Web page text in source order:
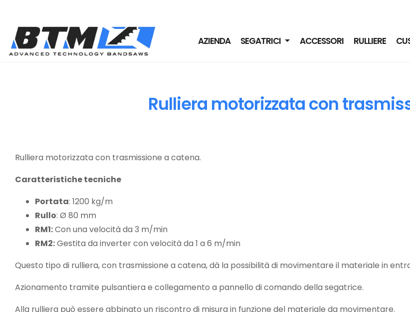
content
AZIENDA SEGATRICI ACCESSORI RULLIERE
Rulliera motorizzata con
Rulliera motorizzata con trasmissione a catena.
Caratteristiche tecniche
Portata: 1200 kg/m
Rullo: Ø 80 mm
RM1:Con una velocità da 3 m/min
RM2:Gestita da inverter con velocità da 1 a 6 m/min
Questo tipo di rulliera, con trasmissione a catena, dà la possibilità di movimentare il materiale in
Azionamento tramite pulsantiera e collegamento a pannello di comando della segatrice.
Alla rulliera può essere abbinato un riscontro di misura in funzione del materiale da movimentare.